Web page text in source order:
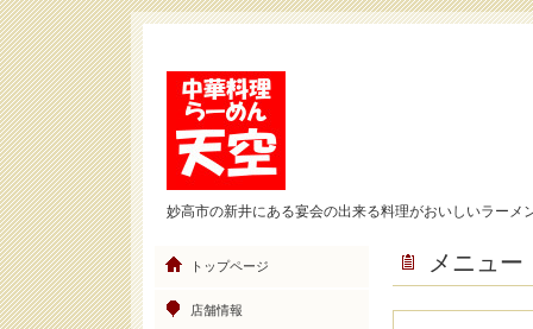
妙高市の新井にある宴会の出来る料理がおいしいラーメ
メニュー
トップページ
店舗情報